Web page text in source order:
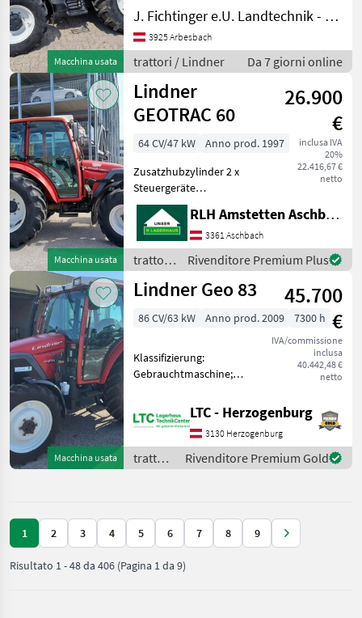
Macchina usata
Faster Unterteil und
Einhebelbedienung,
Lindner Fronthydraulik, 2
Anschlüsse nach vorne zu
Anfahrsch
J. Fichtinger e.U. Landtechnik - Metalltechnik
3925 Arbesbach
trattori / Lindner Da 7 giorni online
Macchina usata
Lindner
GEOTRAC 60
26.900
€
inclusa IVA
20%
22.416,67 €
netto
64 CV/47 kW
Anno prod. 1997
Zusatzhubzylinder 2 x
Steuergeräte
doppeltwirkend Service u.
Pickerl neu Bj. 10/1997 8430
Bh Preis inkl. 13% MwSt.
Retromarcia senza
pressione, Console per caric
RLH Amstetten Aschbach
3361 Aschbach
trattori
/
Lindner
Rivenditore Premium Plus
Macchina usata
Lindner Geo 83
45.700
€
IVA/commissione
inclusa
40.442,48 €
netto
86 CV/63 kW Anno prod. 2009 7300 h
Klassifizierung:
Gebrauchtmaschine;
Teillastschaltgetriebe;
Name des Getriebes:
Schaltgetriebe;
Hydraulische Lenkung: Ja;
Oberlenker vorne: Ja;
LTC - Herzogenburg
3130 Herzogenburg
trattori
/
Rivenditore Premium Gold
1 2 3 4 5 6 7 8 9
Risultato 1-48da 406 (Pagina 1 da 9)